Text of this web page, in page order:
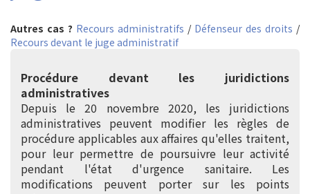
Autres cas ? Recours administratifs / Défenseur des droits /
Recours devant le juge administratif
Procédure devant les juridictions
administratives
Depuis le 20 novembre 2020, les juridictions
administratives peuvent modifier les règles de
procédure applicables aux affaires qu'elles traitent,
pour leur permettre de poursuivre leur activité
pendant l'état d'urgence sanitaire. Les
modifications peuvent porter sur les points